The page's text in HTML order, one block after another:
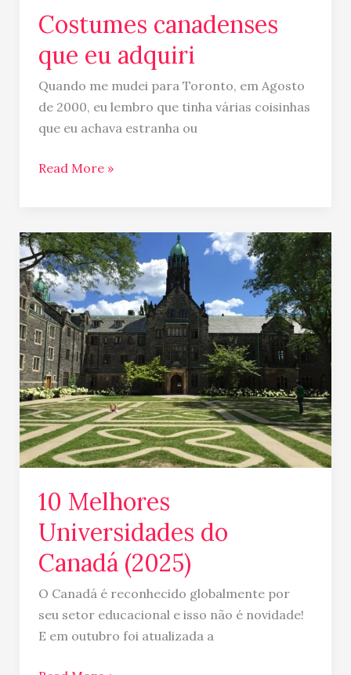
Costumes canadenses
que eu adquiri
Quando me mudei para Toronto, em Agosto
de 2000, eu lembro que tinha várias coisinhas
que eu achava estranha ou
Read More »
10 Melhores
Universidades do
Canadá (2025)
O Canadá é reconhecido globalmente por
seu setor educacional e isso não é novidade!
E em outubro foi atualizada a
10
Melhores
Universidades
do
Canadá
(2025)